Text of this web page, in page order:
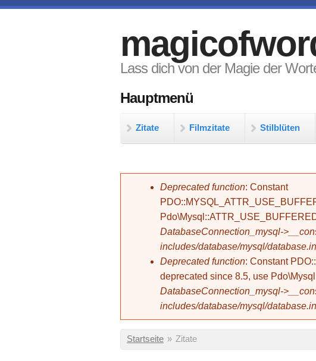
Lass dich von der Magie der
Hauptmenü
Zitate Filmzitate Stilblüten
Fehlermeldung
Deprecated function: Constant
DatabaseConnection_mysql-
includes/database/mysql/
Deprecated function: Constant
deprecated since 8.5, use
DatabaseConnection_mysql-
includes/database/mysql/
Sie sind hier
Startseite » Zitate